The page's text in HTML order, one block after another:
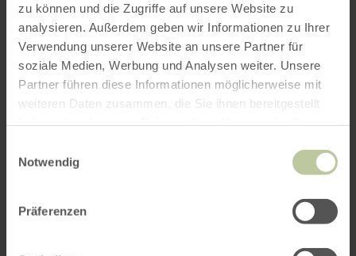
zu können und die Zugriffe auf unsere Website zu
analysieren. Außerdem geben wir Informationen zu Ihrer
Verwendung unserer Website an unsere Partner für
soziale Medien, Werbung und Analysen weiter. Unsere
Partner führen diese Informationen möglicherweise mit
weiteren Daten zusammen, die Sie ihnen bereitgestellt
Notwendig
Präferenzen
Start: 10.00 Uhr in Dümpelfeld, DÜNALÜ
Dorfgemeinschaftshaus
Anmeldung:Christian Schöfferle
Tel./WhatsApp: 0151 54902015 Mail:
info@radtouren-eifel.de
vereinbart werden.
>>weitere Termine zu geführten Radtouren